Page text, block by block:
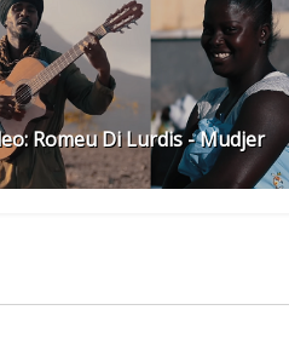
Romeu Di Lurdis - Mudjer